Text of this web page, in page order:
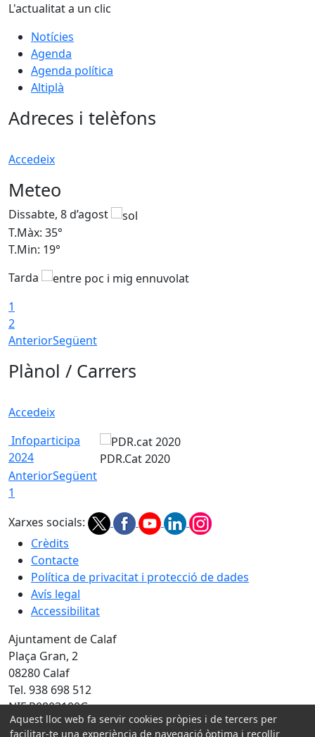
L'actualitat a un clic
Notícies
Agenda
Agenda política
Altiplà
Adreces i telèfons
Accedeix
Meteo
Dissabte, 8 d’agost
T.Màx: 35°
T.Min: 19°
Tarda
1
2
AnteriorSegüent
Plànol / Carrers
Accedeix
Infoparticipa
2024
PDR.Cat 2020
AnteriorSegüent
1
Xarxes socials:
Crèdits
Contacte
Política de privacitat i protecció de dades
Avís legal
Accessibilitat
Ajuntament de Calaf
Plaça Gran, 2
08280 Calaf
Tel. 938 698 512
NIF P0803100G
Aquest lloc web fa servir cookies pròpies i de tercers per
facilitar-te una experiència de navegació òptima i recollir